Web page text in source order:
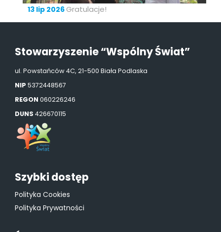
13 lip 2026 Gratulacje!
Stowarzyszenie “Wspólny Świat”
ul. Powstańców 4C, 21-500 Biała Podlaska
NIP 5372448567
REGON 060226246
DUNS 426670115
Szybki dostęp
Polityka Cookies
Polityka Prywatności